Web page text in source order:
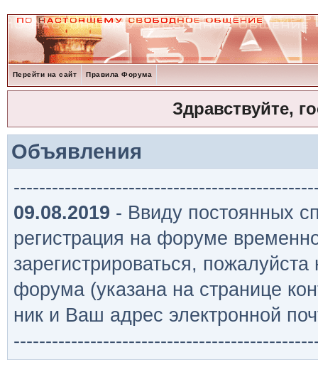
Перейти на сайт Правила Форума
Здравствуйте,
Объявления
09.08.2019 - Ввиду постоянных
регистрация на форуме
зарегистрироваться,
форума (указана на странице
ник и Ваш адрес электронной